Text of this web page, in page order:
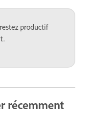
productif
récemment